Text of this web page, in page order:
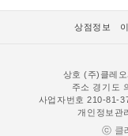
상점정보
상호 (주)클레
주소 경기도
사업자번호 210-81-
개인정보관
ⓒ 클